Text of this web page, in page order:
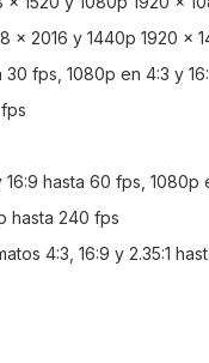
x 2016 y 1440p 1920 x
30 fps, 1080p en 4:3 y
hasta 60 fps, 1080p
hasta 240 fps
4:3, 16:9 y 2.35:1